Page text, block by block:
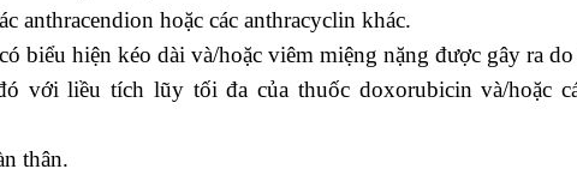
anthracendion hoặc các anthracyclin khác.
biểu hiện kéo dài và/hoặc viêm miệng nặng được gây ra
với liều tích lũy tối đa của thuốc doxorubicin và/hoặc
thân.